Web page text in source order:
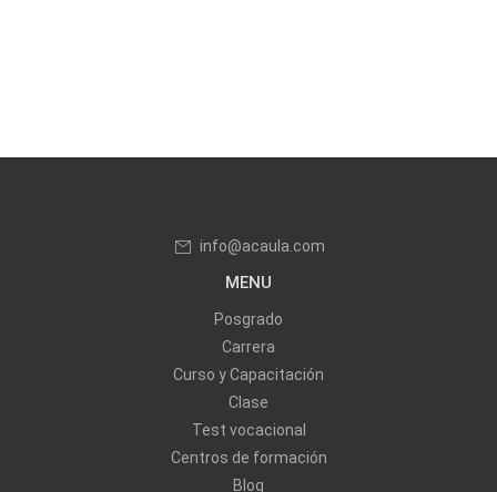
info@acaula.com
MENU
Posgrado
Carrera
Curso y Capacitación
Clase
Test vocacional
Centros de formación
Blog